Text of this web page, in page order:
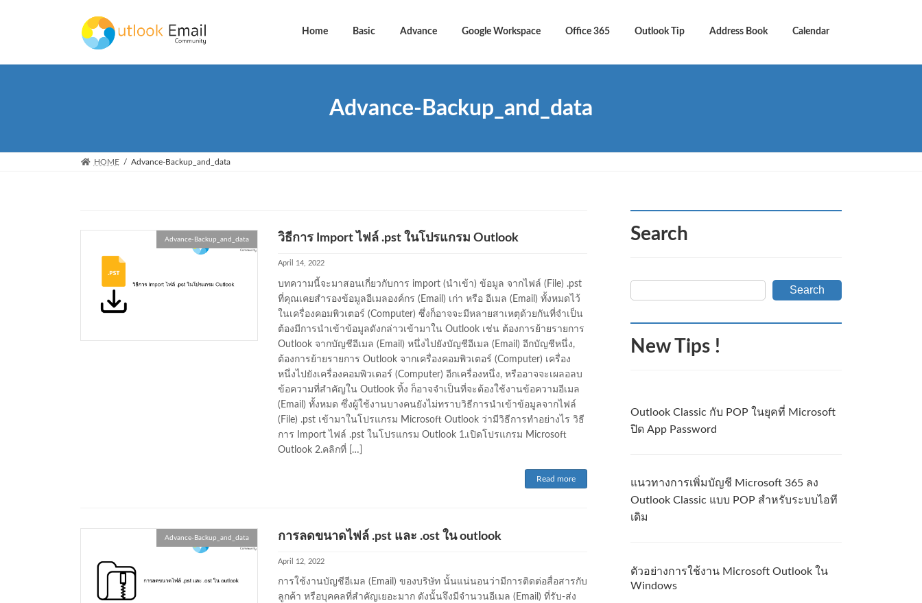
Home Basic Advance Google Workspace Office 365 Outlook Tip Address Book Calendar
Advance-Backup_and_data
HOME Advance-Backup_and_data
Advance-Backup_and_data วิธีการ Import ไฟล์ .pst ในโปรแกรม Outlook
April 14, 2022
บทความนี้จะมาสอนเกี่ยวกับการ import (นำเข้า) ข้อมูล จากไฟล์ (File) .pst
ที่คุณเคยสำรองข้อมูลอีเมลองค์กร (Email) เก่า หรือ อีเมล (Email) ทั้งหมดไว้
ในเครื่องคอมพิวเตอร์ (Computer) ซึ่งก็อาจจะมีหลายสาเหตุด้วยกันที่จำเป็น
ต้องมีการนำเข้าข้อมูลดังกล่าวเข้ามาใน Outlook เช่น ต้องการย้ายรายการ
Outlook จากบัญชีอีเมล (Email) หนึ่งไปยังบัญชีอีเมล (Email) อีกบัญชีหนึ่ง,
ต้องการย้ายรายการ Outlook จากเครื่องคอมพิวเตอร์ (Computer) เครื่อง
หนึ่งไปยังเครื่องคอมพิวเตอร์ (Computer) อีกเครื่องหนึ่ง, หรืออาจจะเผลอลบ
ข้อความที่สำคัญใน Outlook ทิ้ง ก็อาจจำเป็นที่จะต้องใช้งานข้อความอีเมล
(Email) ทั้งหมด ซึ่งผู้ใช้งานบางคนยังไม่ทราบวิธีการนำเข้าข้อมูลจากไฟล์
(File) .pst เข้ามาในโปรแกรม Microsoft Outlook ว่ามีวิธีการทำอย่างไร วิธี
การ Import ไฟล์ .pst ในโปรแกรม Outlook 1.เปิดโปรแกรม Microsoft
Outlook 2.คลิกที่ […]
Read more
Advance-Backup_and_data การลดขนาดไฟล์ .pst และ .ost ใน outlook
April 12, 2022
การใช้งานบัญชีอีเมล (Email) ของบริษัท นั้นแน่นอนว่ามีการติดต่อสื่อสารกับ
ลูกค้า หรือบุคคลที่สำคัญเยอะมาก ดังนั้นจึงมีจำนวนอีเมล (Email) ที่รับ-ส่ง
Search
Search
New Tips !
Outlook Classic กับ POP ในยุคที่ Microsoft
ปิด App Password
แนวทางการเพิ่มบัญชี Microsoft 365 ลง
Outlook Classic แบบ POP สำหรับระบบไอที
เดิม
ตัวอย่างการใช้งาน Microsoft Outlook ใน
Windows